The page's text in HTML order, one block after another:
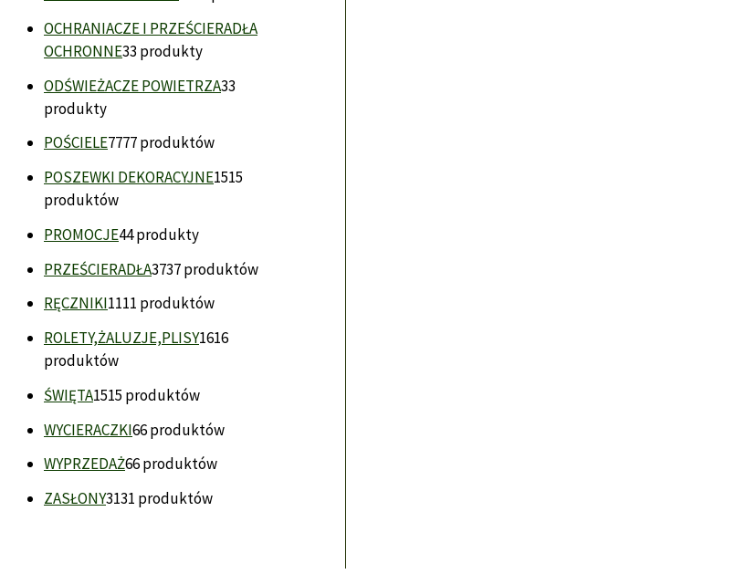
OCHRANIACZE I PRZEŚCIERADŁA
OCHRONNE33 produkty
ODŚWIEŻACZE POWIETRZA33
produkty
POŚCIELE7777 produktów
POSZEWKI DEKORACYJNE1515
produktów
PROMOCJE44 produkty
PRZEŚCIERADŁA3737 produktów
RĘCZNIKI1111 produktów
ROLETY,ŻALUZJE,PLISY1616
produktów
ŚWIĘTA1515 produktów
WYCIERACZKI66 produktów
WYPRZEDAŻ66 produktów
ZASŁONY3131 produktów